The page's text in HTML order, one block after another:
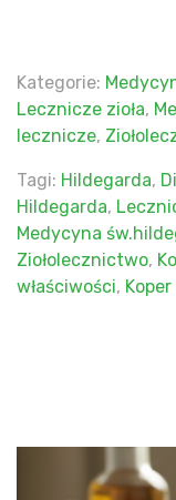
Kategorie:
Lecznicze zioła,
lecznicze,
Tagi: Hildegarda,
Hildegarda,
Medycyna
Ziołolecznictwo,
właściwości,